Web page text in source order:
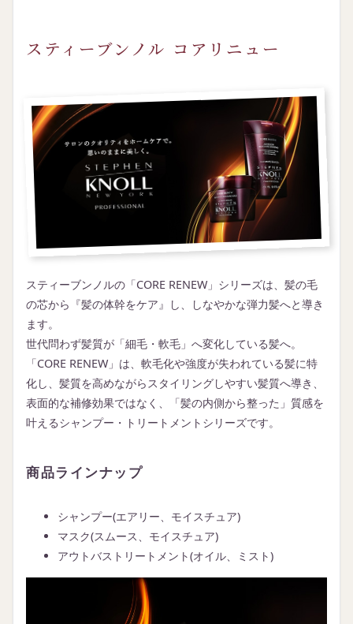
スティーブンノル コアリニュー
スティーブンノルの「CORE RENEW」シリーズは、髪の毛
の芯から『髪の体幹をケア』し、しなやかな弾力髪へと導き
ます。
世代問わず髪質が「細毛・軟毛」へ変化している髪へ。
「CORE RENEW」は、軟毛化や強度が失われている髪に特
化し、髪質を高めながらスタイリングしやすい髪質へ導き、
表面的な補修効果ではなく、「髪の内側から整った」質感を
叶えるシャンプー・トリートメントシリーズです。
商品ラインナップ
シャンプー(エアリー、モイスチュア)
マスク(スムース、モイスチュア)
アウトバストリートメント(オイル、ミスト)